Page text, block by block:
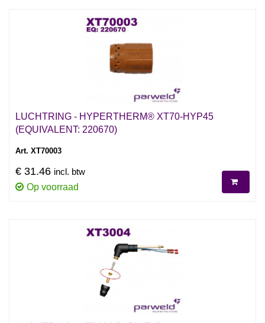
LUCHTRING - HYPERTHERM® XT70-HYP45
(EQUIVALENT: 220670)
Art. XT70003
€ 31.46 incl. btw
Op voorraad